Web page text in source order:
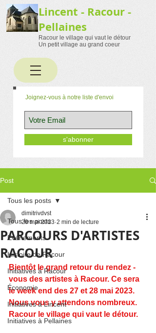
Lincent - Racour -
Pellaines
Racour le village qui vaut le détour
Un petit village au grand coeur
Joignez-vous à notre liste d'envoi
s'abonner
Post
Tous les posts
Événements
Histoire de Racour
Initiatives à Racour
Économie
Initiatives à Lincent
Initiatives à Pellaines
Tous les posts
PARCOURS D'ARTISTES
RACOUR
dimitrivdvst
20 mai 2023 2 min de lecture
Bientôt le grand retour du rendez -
vous des artistes à Racour. Ce sera
le week end des 27 et 28 mai 2023.
Nous vous y attendons nombreux.
Racour le village qui vaut le détour.